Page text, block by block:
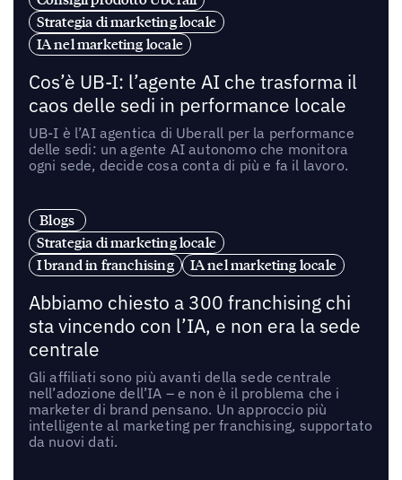
Strategia di marketing locale
IA nel marketing locale
Cos’è UB-I: l’agente AI che trasforma il
caos delle sedi in performance locale
UB-I è l’AI agentica di Uberall per la performance
delle sedi: un agente AI autonomo che monitora
ogni sede, decide cosa conta di più e fa il lavoro.
Blogs
Strategia di marketing locale
I brand in franchising
IA nel marketing locale
Abbiamo chiesto a 300 franchising chi
sta vincendo con l’IA, e non era la sede
centrale
Gli affiliati sono più avanti della sede centrale
nell’adozione dell’IA – e non è il problema che i
marketer di brand pensano. Un approccio più
intelligente al marketing per franchising, supportato
da nuovi dati.